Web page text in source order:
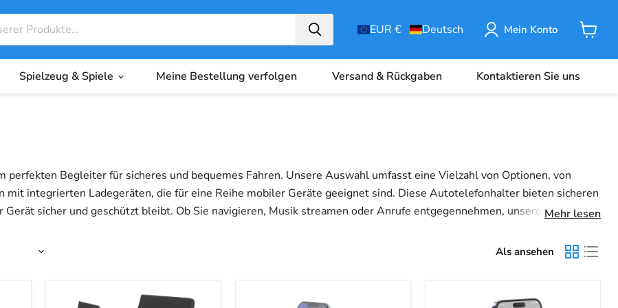
EUR € Deutsch Mein Konto
Spielzeug & Spiele Meine Bestellung verfolgen Versand & Rückgaben Kontaktieren Sie uns
Begleiter für sicheres und bequemes Fahren. Unsere Auswahl umfasst eine Vielzahl von Optionen, von
mit integrierten Ladegeräten, die für eine Reihe mobiler Geräte geeignet sind. Diese Autotelefonhalter bieten sicheren
sicher und geschützt bleibt. Ob Sie navigieren, Musik streamen oder Anrufe entgegennehmen, unsere Mehr lesen
Als ansehen